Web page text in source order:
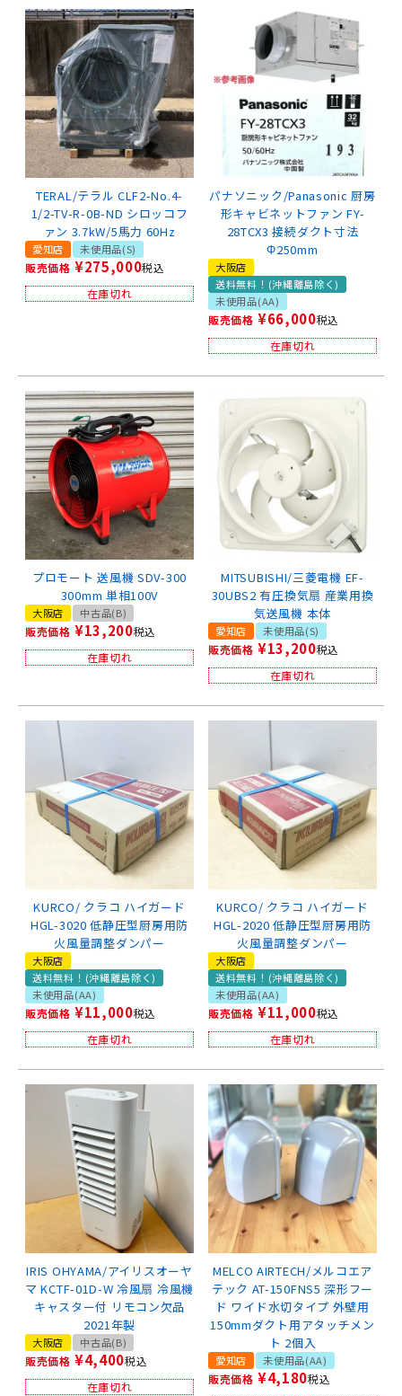
TERAL/テラル CLF2-No.4-
1/2-TV-R-0B-ND シロッコフ
ァン 3.7kW/5馬力 60Hz
愛知店 未使用品(S)
販売価格 ¥275,000税込
在庫切れ
パナソニック/Panasonic 厨房
形キャビネットファン FY-
28TCX3 接続ダクト寸法
Φ250mm
大阪店
送料無料！(沖縄離島除く)
未使用品(AA)
販売価格 ¥66,000税込
在庫切れ
プロモート 送風機 SDV-300
300mm 単相100V
大阪店 中古品(B)
販売価格 ¥13,200税込
在庫切れ
MITSUBISHI/三菱電機 EF-
30UBS2 有圧換気扇 産業用換
気送風機 本体
愛知店 未使用品(S)
販売価格 ¥13,200税込
在庫切れ
KURCO/ クラコ ハイガード
HGL-3020 低静圧型厨房用防
火風量調整ダンパー
大阪店
送料無料！(沖縄離島除く)
未使用品(AA)
販売価格 ¥11,000税込
在庫切れ
KURCO/ クラコ ハイガード
HGL-2020 低静圧型厨房用防
火風量調整ダンパー
大阪店
送料無料！(沖縄離島除く)
未使用品(AA)
販売価格 ¥11,000税込
在庫切れ
IRIS OHYAMA/アイリスオーヤ
マ KCTF-01D-W 冷風扇 冷風機
キャスター付 リモコン欠品
2021年製
大阪店 中古品(B)
販売価格 ¥4,400税込
在庫切れ
MELCO AIRTECH/メルコエア
テック AT-150FNS5 深形フー
ド ワイド水切タイプ 外壁用
150mmダクト用アタッチメン
ト 2個入
愛知店 未使用品(AA)
販売価格 ¥4,180税込